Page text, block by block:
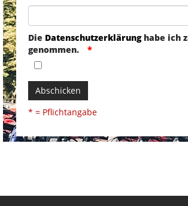
Die Datenschutzerklärunghabe ich
genommen.
Abschicken
* = Pflichtangabe